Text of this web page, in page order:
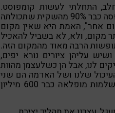
התחלתי לעשות קומפוסט.
בשלב הזה האשפה האורגנית שלי תפסה כבר 90% מהשקית שתכולתה
אחר", האמת היא שאין מקום
מקום, ולא, לא בשביל להאכיל
הרבה מאוד מהמקום הזה.
עליהן ציורים נורא יפים,
לנו, אבל הן כשלעצמן מהוות
העיכול שלנו ושל האדמה הם שני
חלקים של מערכת אחת, שעובדת בשלמות מופלאה כבר 600 מיליון